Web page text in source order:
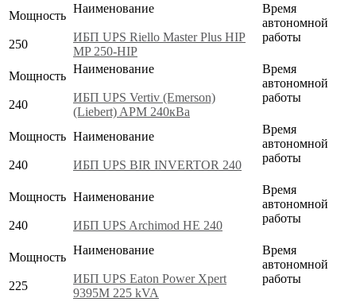
Мощность
250
Наименование
ИБП UPS Riello Master Plus HIP
MP 250-HIP
Время
автономной
работы
Мощность
240
Наименование
ИБП UPS Vertiv (Emerson)
(Liebert) APM 240кВа
Время
автономной
работы
Мощность
240
Наименование
ИБП UPS BIR INVERTOR 240
Время
автономной
работы
Мощность
240
Наименование
ИБП UPS Archimod HE 240
Время
автономной
работы
Мощность
225
Наименование
ИБП UPS Eaton Power Xpert
9395M 225 kVA
Время
автономной
работы